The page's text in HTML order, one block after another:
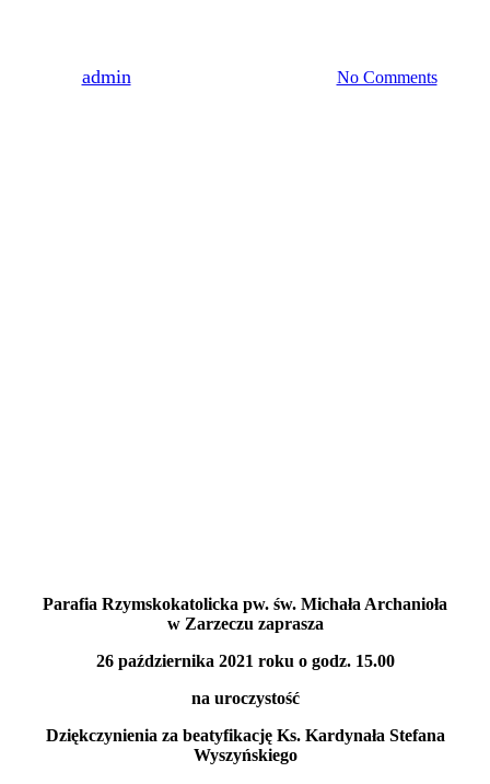
admin No Comments
Parafia Rzymskokatolicka pw. św. Michała Archanioła
w Zarzeczu zaprasza
26 października 2021 roku o godz. 15.00
na uroczystość
Dziękczynienia za beatyfikację Ks. Kardynała Stefana
Wyszyńskiego